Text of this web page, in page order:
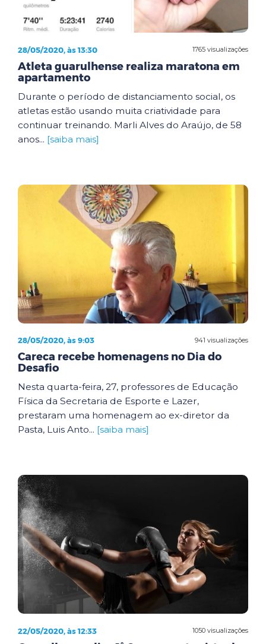
1765 visualizações
28/05/2020, às 13:30
Atleta guarulhense realiza maratona em
apartamento
Durante o período de distanciamento social, os
atletas estão usando muita criatividade para
continuar treinando. Marli Alves do Araújo, de 58
anos... [saiba mais]
941 visualizações
28/05/2020, às 9:03
Careca recebe homenagens no Dia do
Desafio
Nesta quarta-feira, 27, professores de Educação
Física da Secretaria de Esporte e Lazer,
prestaram uma homenagem ao ex-diretor da
Pasta, Luis Anto... [saiba mais]
1050 visualizações
22/05/2020, às 12:33